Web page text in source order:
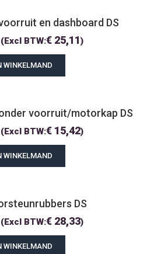
en dashboard DS
(Excl BTW:€25,11)
WINKELMAND
voorruit/motorkap DS
(Excl BTW:€15,42)
WINKELMAND
DS
(Excl BTW:€28,33)
WINKELMAND